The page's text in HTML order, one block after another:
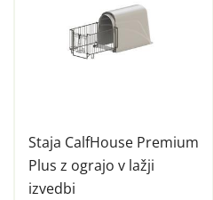
Staja CalfHouse Premium
Plus z ograjo v lažji
izvedbi